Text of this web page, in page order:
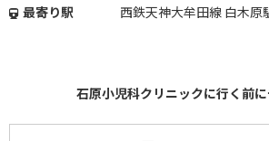
最寄り駅
西鉄天神大牟田線 白木原
石原小児科クリニックに行く前に